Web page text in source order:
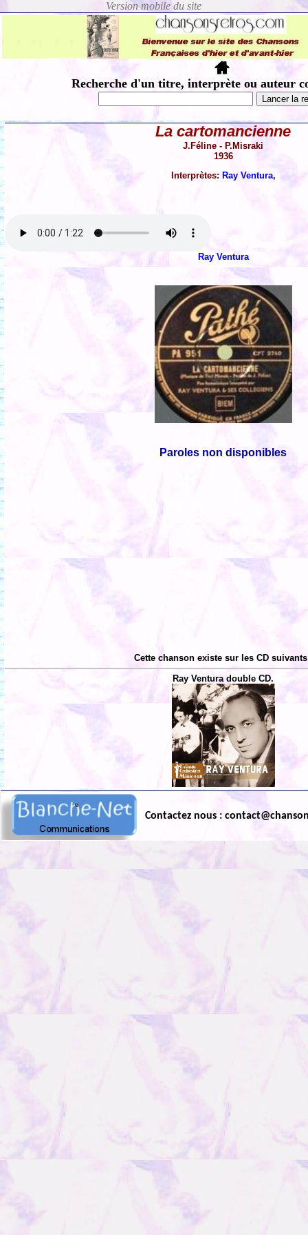
Recherche d'un titre, interprète ou auteur
La cartomancienne
J.Féline - P.Misraki
1936
Interprètes: Ray Ventura,
Ray Ventura
Paroles non disponibles
Cette chanson existe sur les CD
Ray Ventura double CD.
Contactez nous :